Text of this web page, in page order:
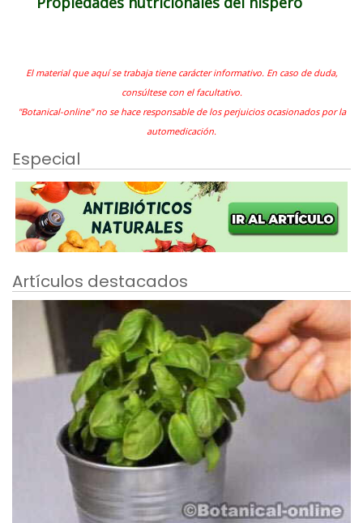
El material que aquí se trabaja tiene carácter informativo. En caso de duda,
consúltese con el facultativo.
"Botanical-online" no se hace responsable de los perjuicios ocasionados por la
automedicación.
Especial
Artículos destacados